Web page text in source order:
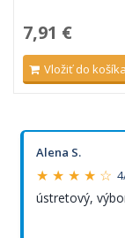
7,91 €
Vložiť do košíka
Alena S.
★ ★ ★ ★ ☆
ústretový,